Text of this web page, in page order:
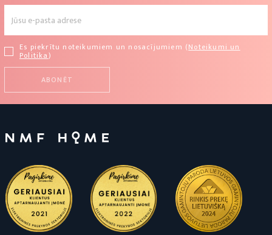
Es piekrītu noteikumiem un nosacījumiem (Noteikumi un
Politika)